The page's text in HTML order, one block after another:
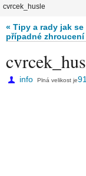
cvrcek_husle
« Tipy a rady jak
případné
info Plná velikost je